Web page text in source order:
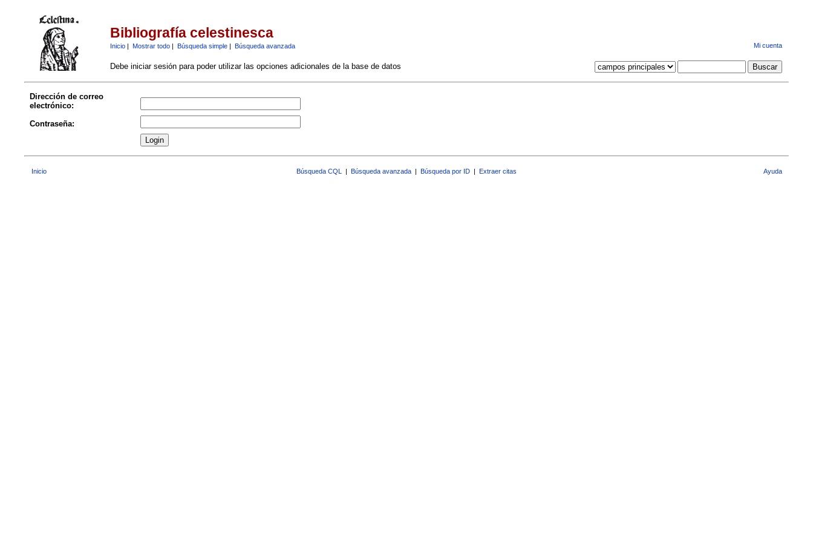
Bibliografía celestinesca
Inicio| Mostrar todo| Búsqueda simple| Búsqueda avanzada Mi cuenta
Debe iniciar sesión para poder utilizar las opciones adicionales de la base de datos
Dirección de correo
electrónico:
Contraseña:
Inicio Búsqueda CQL | Búsqueda avanzada | Búsqueda por ID | Extraer citas Ayuda